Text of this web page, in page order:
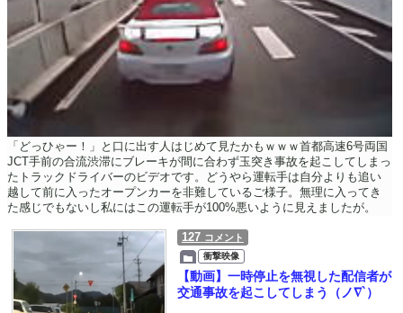
「どっひゃー！」と口に出す人はじめて見たかもｗｗｗ首都高速6号両国
JCT手前の合流渋滞にブレーキが間に合わず玉突き事故を起こしてしまっ
たトラックドライバーのビデオです。どうやら運転手は自分よりも追い
越して前に入ったオープンカーを非難しているご様子。無理に入ってき
た感じでもないし私にはこの運転手が100%悪いように見えましたが。
127 コメント
衝撃映像
【動画】一時停止を無視した配信者が
交通事故を起こしてしまう（ノ∇`）